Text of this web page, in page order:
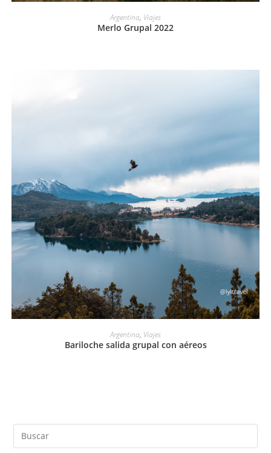
LEER MÁS
Argentina, Viajes
Merlo Grupal 2022
LEER MÁS
Argentina, Viajes
Bariloche salida grupal con aéreos